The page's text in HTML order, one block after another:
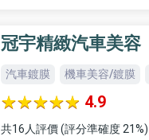
冠宇精緻汽車美容
汽車鍍膜 機車美容/鍍膜
4.9
共16人評價 (評分準確度 21%)